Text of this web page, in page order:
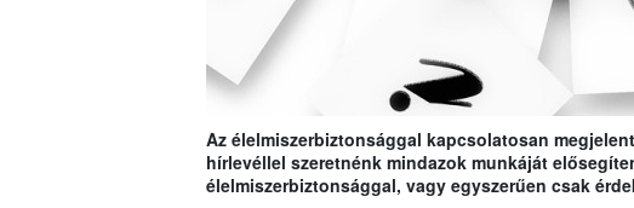
Az élelmiszerbiztonsággal kapcsolatosan
hírlevéllel szeretnénk mindazok munkáját
élelmiszerbiztonsággal, vagy egyszerűen csak